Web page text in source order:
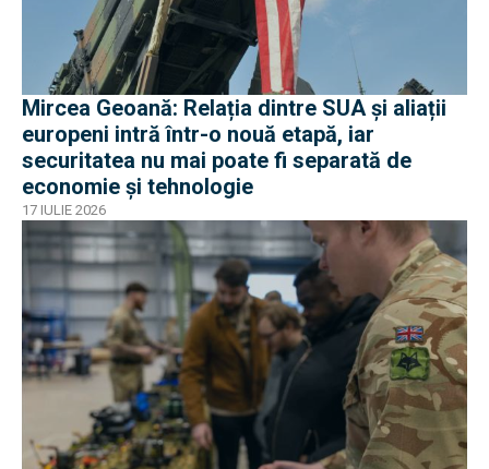
Mircea Geoană: Relația dintre SUA și aliații
europeni intră într-o nouă etapă, iar
securitatea nu mai poate fi separată de
economie și tehnologie
17 IULIE 2026